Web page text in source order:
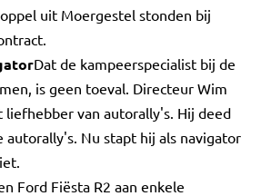
uit Moergestel stonden bij
Dat de kampeerspecialist bij de
is geen toeval. Directeur Wim
liefhebber van autorally's. Hij deed
autorally's. Nu stapt hij als navigator
Ford Fiësta R2 aan enkele